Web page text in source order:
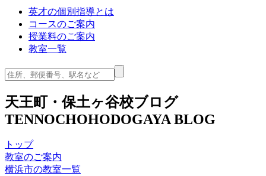
英才の個別指導とは
コースのご案内
授業料のご案内
教室一覧
天王町・保土ヶ谷校ブログ
TENNOCHOHODOGAYA BLOG
トップ
教室のご案内
横浜市の教室一覧